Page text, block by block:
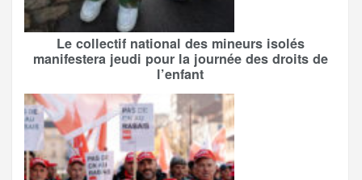
Le collectif national des mineurs isolés
manifestera jeudi pour la journée des droits de
l’enfant